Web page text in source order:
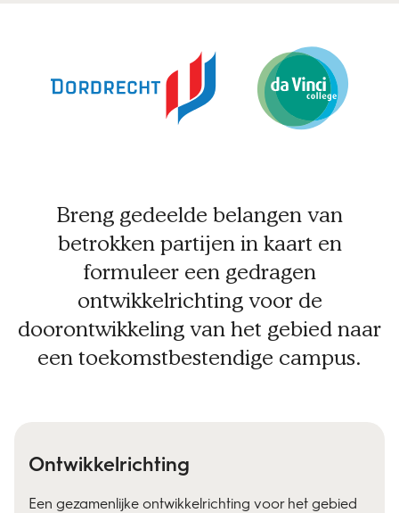
Breng gedeelde belangen van
betrokken partijen in kaart en
formuleer een gedragen
ontwikkelrichting voor de
doorontwikkeling van het gebied naar
een toekomstbestendige campus.
Ontwikkelrichting
Een gezamenlijke ontwikkelrichting voor het gebied